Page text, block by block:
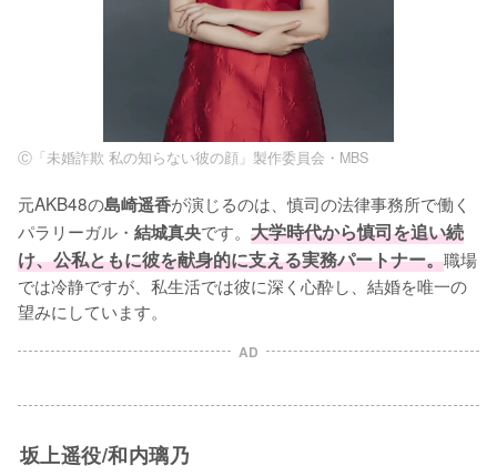
Ⓒ「未婚詐欺 私の知らない彼の顔」製作委員会・MBS
元AKB48の島崎遥香が演じるのは、慎司の法律事務所で働く
パラリーガル・ 結城真央です。 大学時代から慎司を追い続
け、公私ともに彼を献身的に支える実務パートナー。職場
では冷静ですが、私生活では彼に深く心酔し、結婚を唯一の
望みにしています。
AD
坂上遥役/和内璃乃